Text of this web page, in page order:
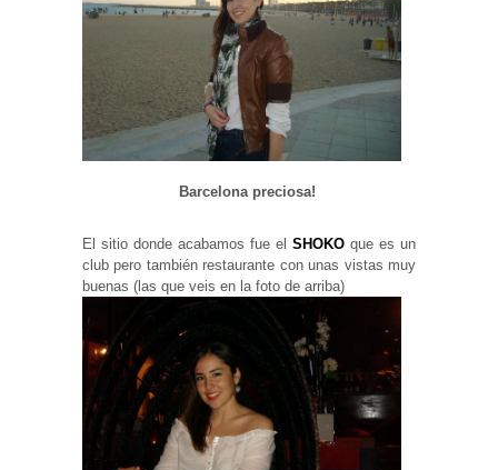
Barcelona preciosa!
El sitio donde acabamos fue el SHOKO que es un
club pero también restaurante con unas vistas muy
buenas (las que veis en la foto de arriba)